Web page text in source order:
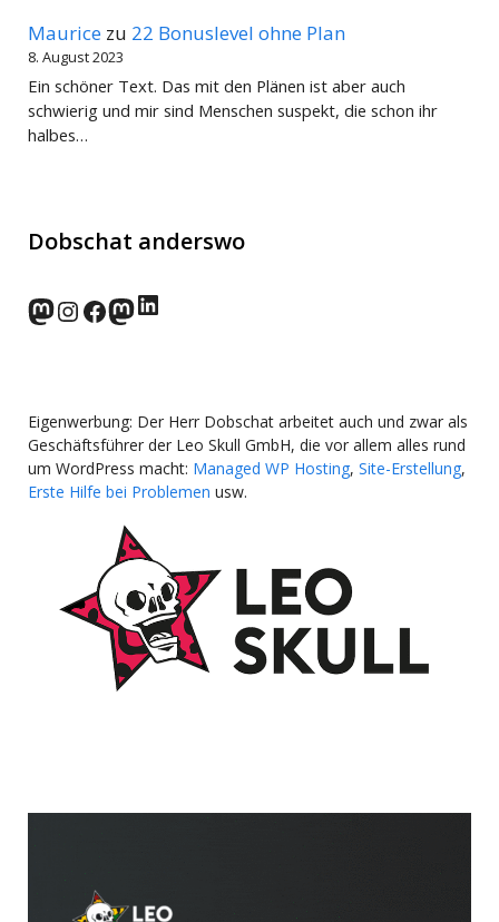
Maurice zu 22 Bonuslevel ohne Plan
8. August 2023
Ein schöner Text. Das mit den Plänen ist aber auch
schwierig und mir sind Menschen suspekt, die schon ihr
halbes…
Dobschat anderswo
norden.social
Instagram
Facebook
wp-punks.social
LinkedIn
Eigenwerbung: Der Herr Dobschat arbeitet auch und zwar als
Geschäftsführer der Leo Skull GmbH, die vor allem alles rund
um WordPress macht: Managed WP Hosting, Site-Erstellung,
Erste Hilfe bei Problemen usw.